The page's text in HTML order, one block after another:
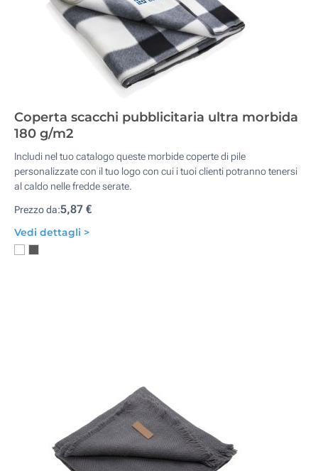
Coperta scacchi pubblicitaria ultra morbida
180 g/m2
Includi nel tuo catalogo queste morbide coperte di pile
personalizzate con il tuo logo con cui i tuoi clienti potranno tenersi
al caldo nelle fredde serate.
Prezzo da:5,87 €
Vedi dettagli >